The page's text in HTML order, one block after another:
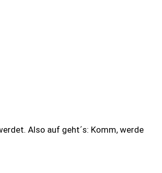
Also auf geht´s: Komm, werde